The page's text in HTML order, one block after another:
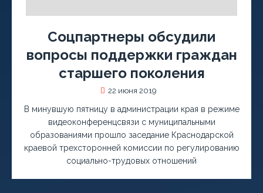
Соцпартнеры обсудили
вопросы поддержки граждан
старшего поколения
22 июня 2019
В минувшую пятницу в администрации края в режиме
видеоконференцсвязи с муниципальными
образованиями прошло заседание Краснодарской
краевой трехсторонней комиссии по регулированию
социально-трудовых отношений